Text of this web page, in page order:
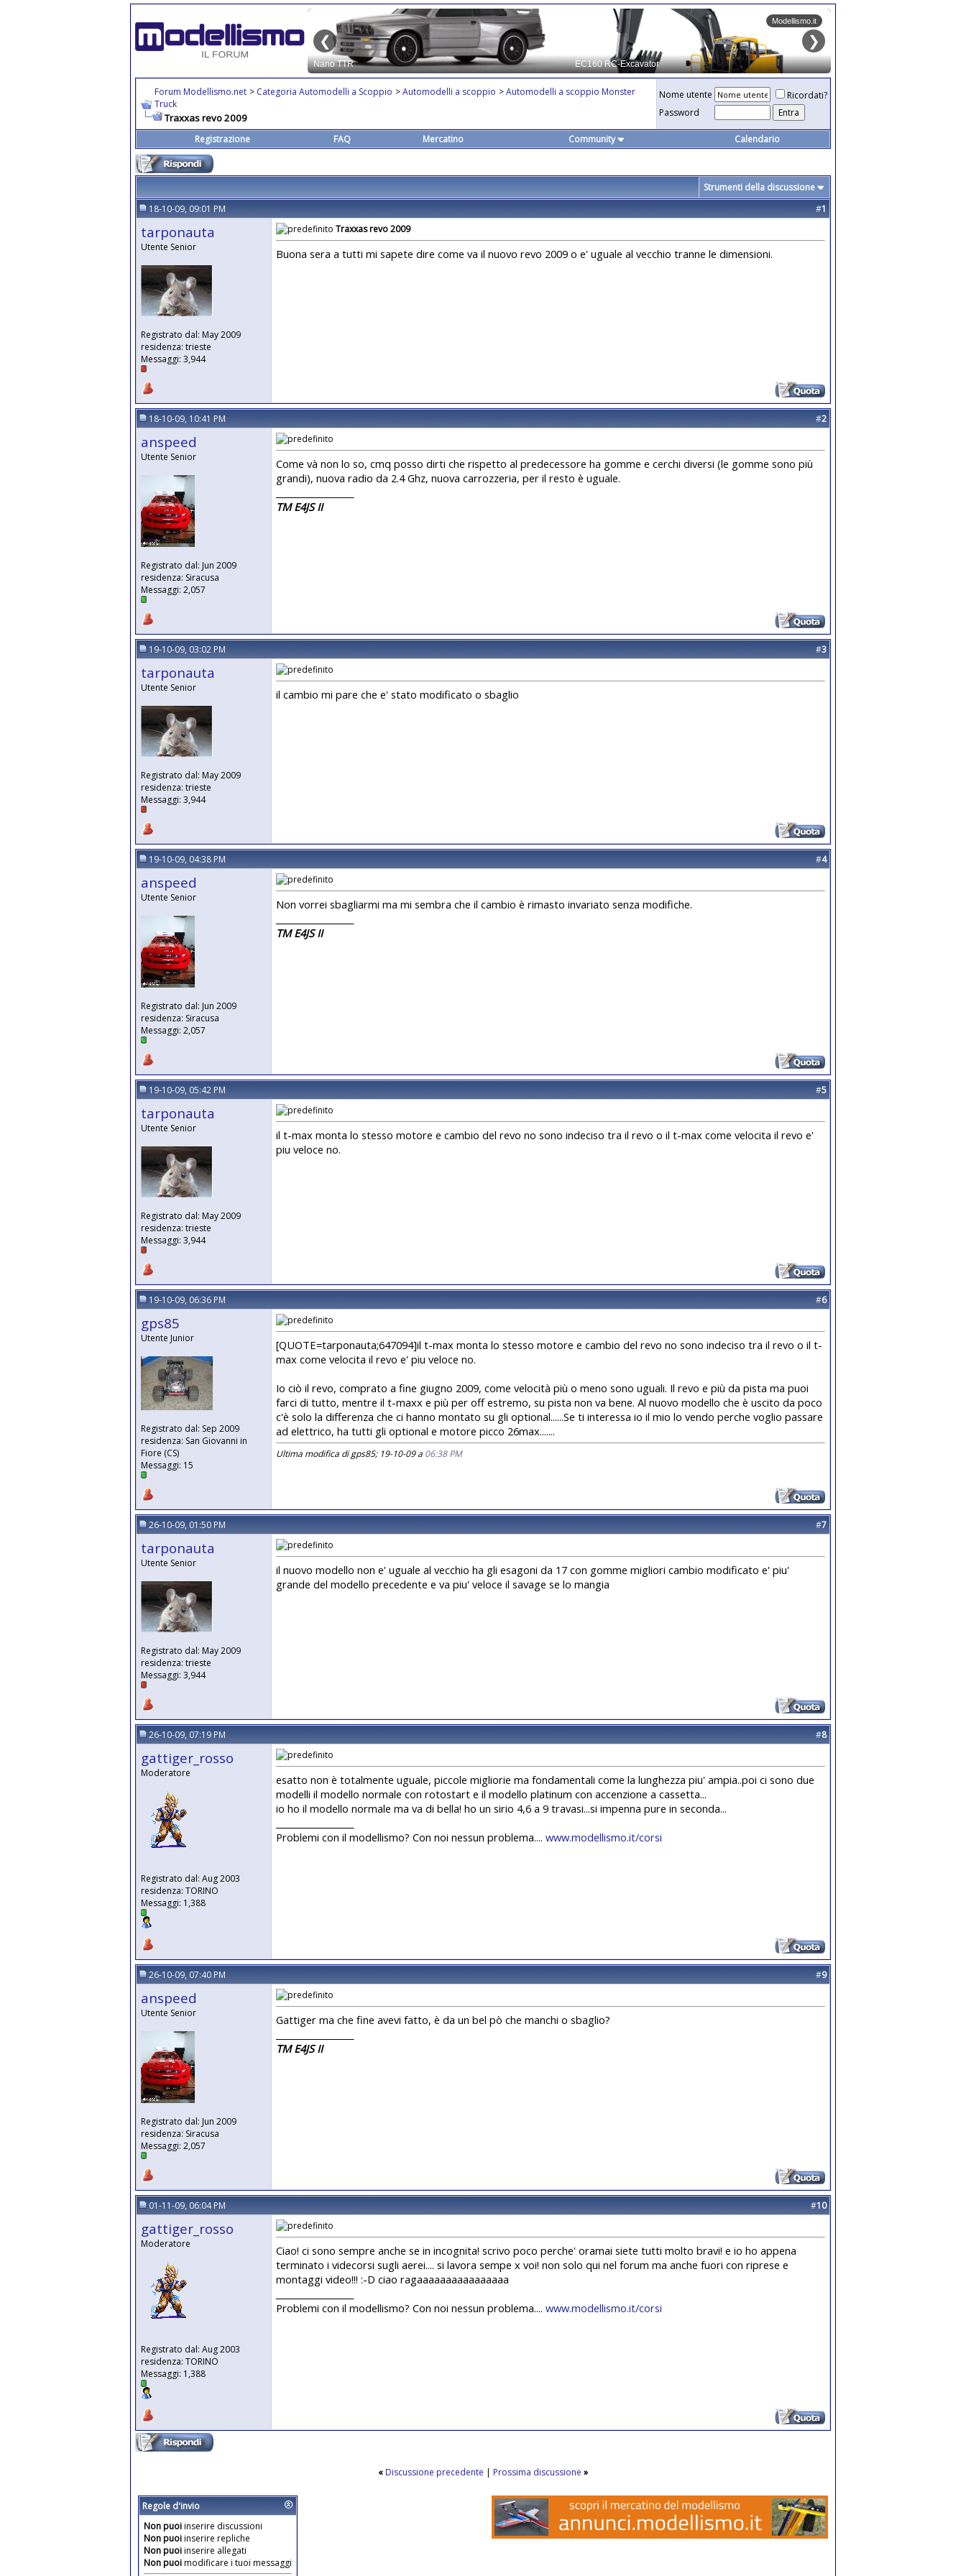
Forum Modellismo.net > Categoria Automodelli a Scoppio >Automodelli a scoppio >Automodelli a scoppio Monster
Truck
Traxxas revo 2009
Nome utente
Ricordati?
Password
Registrazione FAQ Mercatino Community Calendario
Strumenti della discussione
18-10-09, 09:01 PM
#1
tarponauta
Utente Senior
Registrato dal: May 2009
residenza: trieste
Messaggi: 3,944
Traxxas revo 2009
Buona sera a tutti mi sapete dire come va il nuovo revo 2009 o e' uguale al vecchio tranne le dimensioni.
18-10-09, 10:41 PM #2
anspeed
Utente Senior
Registrato dal: Jun 2009
residenza: Siracusa
Messaggi: 2,057
Come và non lo so, cmq posso dirti che rispetto al predecessore ha gomme e cerchi diversi (le gomme sono più
grandi), nuova radio da 2.4 Ghz, nuova carrozzeria, per il resto è uguale.
TM E4JS II
19-10-09, 03:02 PM #3
tarponauta
Utente Senior
Registrato dal: May 2009
residenza: trieste
Messaggi: 3,944
il cambio mi pare che e' stato modificato o sbaglio
19-10-09, 04:38 PM #4
anspeed
Utente Senior
Registrato dal: Jun 2009
residenza: Siracusa
Messaggi: 2,057
Non vorrei sbagliarmi ma mi sembra che il cambio è rimasto invariato senza modifiche.
TM E4JS II
19-10-09, 05:42 PM #5
tarponauta
Utente Senior
Registrato dal: May 2009
residenza: trieste
Messaggi: 3,944
il t-max monta lo stesso motore e cambio del revo no sono indeciso tra il revo o il t-max come velocita il revo e'
piu veloce no.
19-10-09, 06:36 PM #6
gps85
Utente Junior
Registrato dal: Sep 2009
residenza: San Giovanni in
Fiore (CS)
Messaggi: 15
[QUOTE=tarponauta;647094]il t-max monta lo stesso motore e cambio del revo no sono indeciso tra il revo o il t-
max come velocita il revo e' piu veloce no.
Io ciò il revo, comprato a fine giugno 2009, come velocità più o meno sono uguali. Il revo e più da pista ma puoi
farci di tutto, mentre il t-maxx e più per off estremo, su pista non va bene. Al nuovo modello che è uscito da poco
c'è solo la differenza che ci hanno montato su gli optional......Se ti interessa io il mio lo vendo perche voglio passare
ad elettrico, ha tutti gli optional e motore picco 26max.......
Ultima modifica di gps85; 19-10-09 a 06:38 PM
26-10-09, 01:50 PM #7
tarponauta
Utente Senior
Registrato dal: May 2009
residenza: trieste
Messaggi: 3,944
il nuovo modello non e' uguale al vecchio ha gli esagoni da 17 con gomme migliori cambio modificato e' piu'
grande del modello precedente e va piu' veloce il savage se lo mangia
26-10-09, 07:19 PM #8
gattiger_rosso
Moderatore
Registrato dal: Aug 2003
residenza: TORINO
Messaggi: 1,388
esatto non è totalmente uguale, piccole migliorie ma fondamentali come la lunghezza piu' ampia..poi ci sono due
modelli il modello normale con rotostart e il modello platinum con accenzione a cassetta...
io ho il modello normale ma va di bella! ho un sirio 4,6 a 9 travasi...si impenna pure in seconda...
Problemi con il modellismo? Con noi nessun problema.... www.modellismo.it/corsi
26-10-09, 07:40 PM #9
anspeed
Utente Senior
Registrato dal: Jun 2009
residenza: Siracusa
Messaggi: 2,057
Gattiger ma che fine avevi fatto, è da un bel pò che manchi o sbaglio?
TM E4JS II
01-11-09, 06:04 PM #10
gattiger_rosso
Moderatore
Registrato dal: Aug 2003
residenza: TORINO
Messaggi: 1,388
Ciao! ci sono sempre anche se in incognita! scrivo poco perche' oramai siete tutti molto bravi! e io ho appena
terminato i videcorsi sugli aerei.... si lavora sempe x voi! non solo qui nel forum ma anche fuori con riprese e
montaggi video!!! :-D ciao ragaaaaaaaaaaaaaaaa
Problemi con il modellismo? Con noi nessun problema.... www.modellismo.it/corsi
« Discussione precedente | Prossima discussione »
Regole d'invio
Non puoiinserire discussioni
Non puoiinserire repliche
Non puoiinserire allegati
Non puoimodificare i tuoi messaggi